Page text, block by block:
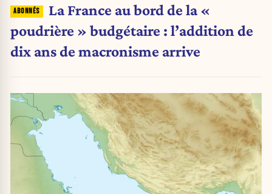
La France au bord de la «
poudrière » budgétaire : l’addition de
dix ans de macronisme arrive